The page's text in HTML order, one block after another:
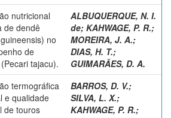
nutricional
de dendê
no
de
tajacu).
ALBUQUERQUE, N. I.
de; KAHWAGE, P. R.;
MOREIRA, J. A.;
DIAS, H. T.;
GUIMARÃES, D. A.
termográfica
e qualidade
de touros
BARROS, D. V.;
SILVA, L. X.;
KAHWAGE, P. R.;